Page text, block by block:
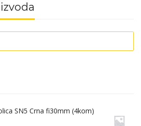
SN5 Crna fi30mm (4kom)